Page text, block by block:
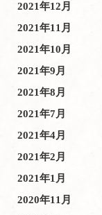
2021年12月
2021年11月
2021年10月
2021年9月
2021年8月
2021年7月
2021年4月
2021年2月
2021年1月
2020年11月